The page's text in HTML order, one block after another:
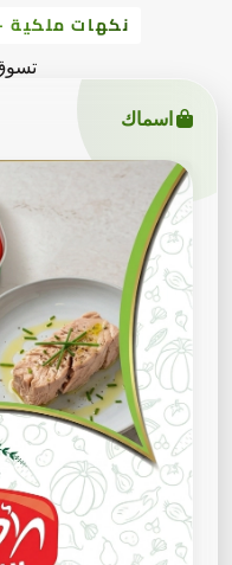
نكهات ملكية
اسماك